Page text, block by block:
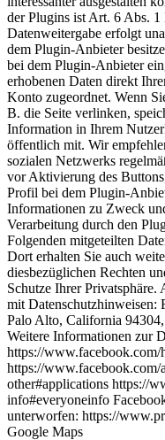
der Plugins ist Art. 6 Abs.
Datenweitergabe erfolgt
dem Plugin-Anbieter
bei dem Plugin-Anbieter
erhobenen Daten direkt
Konto zugeordnet. Wenn
B. die Seite verlinken,
Information in Ihrem
öffentlich mit. Wir
sozialen Netzwerks
vor Aktivierung des
Profil bei dem Plugin-
Informationen zu Zweck
Verarbeitung durch den
Folgenden mitgeteilten
Dort erhalten Sie auch
diesbezüglichen Rechten
Schutze Ihrer
mit Datenschutzhinweisen:
Palo Alto, California
Weitere Informationen zur
https://
https://
other#applications https://
info#everyoneinfo
unterworfen: https://
Google Maps